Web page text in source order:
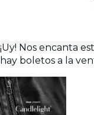
¡Uy! Nos encanta
hay boletos a la